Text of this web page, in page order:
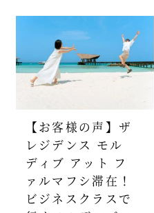
【お客様の声】ザ
レジデンス モル
ディブ アット フ
ァルマフシ滞在！
ビジネスクラスで